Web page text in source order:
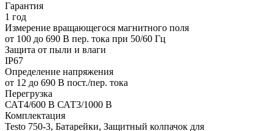
Гарантия
1 год
Измерение вращающегося магнитного поля
от 100 до 690 В пер. тока при 50/60 Гц
Защита от пыли и влаги
IP67
Определение напряжения
от 12 до 690 В пост./пер. тока
Перегрузка
САТ4/600 В САТ3/1000 В
Комплектация
Testo 750-3, Батарейки, Защитный колпачок для